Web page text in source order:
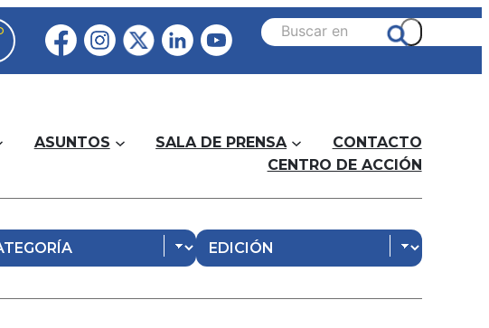
ASUNTOS SALA DE PRENSA
CONTACTO
CENTRO DE ACCIÓN